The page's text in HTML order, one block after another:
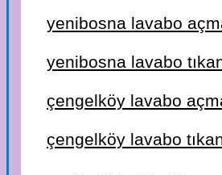
yenibosna lavabo
yenibosna lavabo
çengelköy lavabo
çengelköy lavabo